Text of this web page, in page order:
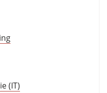
(IT)